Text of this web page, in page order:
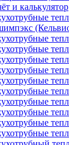
и калькулятор